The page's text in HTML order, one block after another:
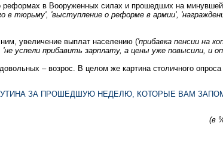
реформах в Вооруженных силах и прошедших на
в тюрьму', 'выступление о реформе в армии',
увеличение выплат населению ('прибавка пенсии на
успели прибавить зарплату, а цены уже повысили, и
– возрос. В целом же картина столичного
ЗА ПРОШЕДШУЮ НЕДЕЛЮ, КОТОРЫЕ ВАМ
(в